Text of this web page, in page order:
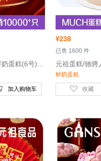
加入购物车
¥238
已售 1600 件
鲜奶蛋糕
收藏